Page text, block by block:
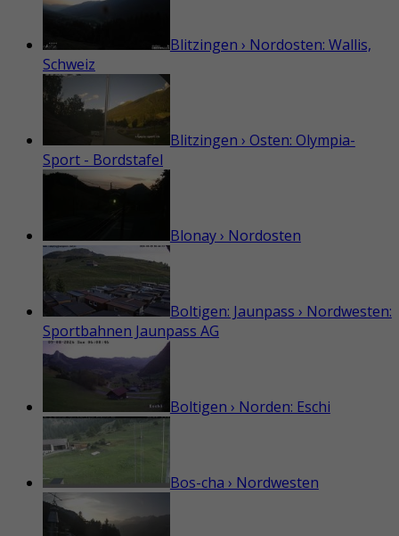
Blitzingen › Nordosten: Wallis,
Schweiz
Blitzingen › Osten: Olympia-
Sport - Bordstafel
Blonay › Nordosten
Boltigen: Jaunpass › Nordwesten:
Sportbahnen Jaunpass AG
Boltigen › Norden: Eschi
Bos-cha › Nordwesten